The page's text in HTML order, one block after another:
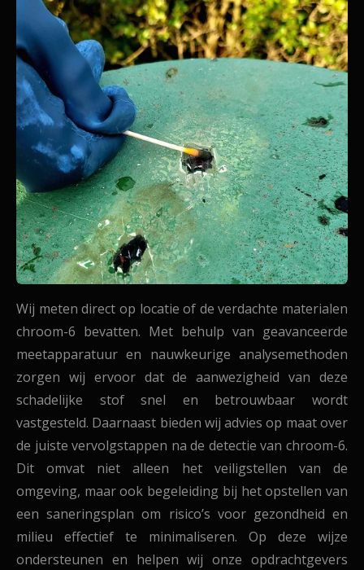
Wij meten direct op locatie of de verdachte materialen
chroom-6 bevatten. Met behulp van geavanceerde
meetapparatuur en nauwkeurige analysemethoden
zorgen wij ervoor dat de aanwezigheid van deze
schadelijke stof snel en betrouwbaar wordt
vastgesteld. Daarnaast bieden wij advies op maat over
de juiste vervolgstappen na de detectie van chroom-6.
Dit omvat niet alleen het veiligstellen van de
omgeving, maar ook begeleiding bij het opstellen van
een saneringsplan om risico’s voor gezondheid en
milieu effectief te minimaliseren. Op deze wijze
ondersteunen en helpen wij onze opdrachtgevers